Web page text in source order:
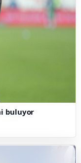
buluyor